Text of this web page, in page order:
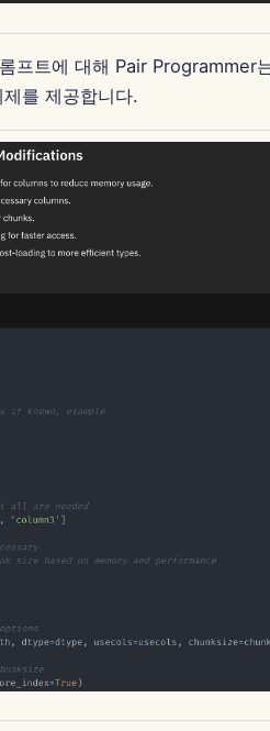
프트에 대해 Pair Programmer
를 제공합니다.